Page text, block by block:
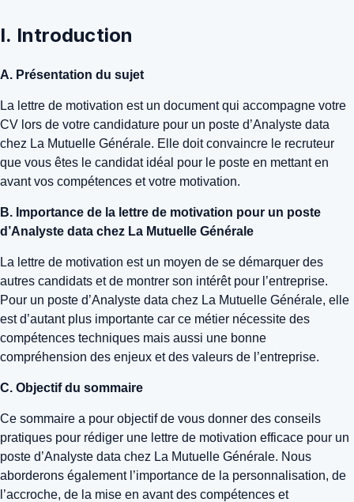
I. Introduction
A. Présentation du sujet
La lettre de motivation est un document qui accompagne votre
CV lors de votre candidature pour un poste d’Analyste data
chez La Mutuelle Générale. Elle doit convaincre le recruteur
que vous êtes le candidat idéal pour le poste en mettant en
avant vos compétences et votre motivation.
B. Importance de la lettre de motivation pour un poste
d’Analyste data chez La Mutuelle Générale
La lettre de motivation est un moyen de se démarquer des
autres candidats et de montrer son intérêt pour l’entreprise.
Pour un poste d’Analyste data chez La Mutuelle Générale, elle
est d’autant plus importante car ce métier nécessite des
compétences techniques mais aussi une bonne
compréhension des enjeux et des valeurs de l’entreprise.
C. Objectif du sommaire
Ce sommaire a pour objectif de vous donner des conseils
pratiques pour rédiger une lettre de motivation efficace pour un
poste d’Analyste data chez La Mutuelle Générale. Nous
aborderons également l’importance de la personnalisation, de
l’accroche, de la mise en avant des compétences et